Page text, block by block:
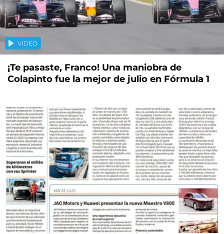
VIDEO
¡Te pasaste, Franco! Una maniobra de
Colapinto fue la mejor de julio en Fórmula 1